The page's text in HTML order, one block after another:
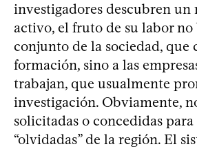
investigadores descubren
activo, el fruto de su labor
conjunto de la sociedad, que
formación, sino a las
trabajan, que usualmente
investigación. Obviamente,
solicitadas o concedidas
“olvidadas” de la región. El